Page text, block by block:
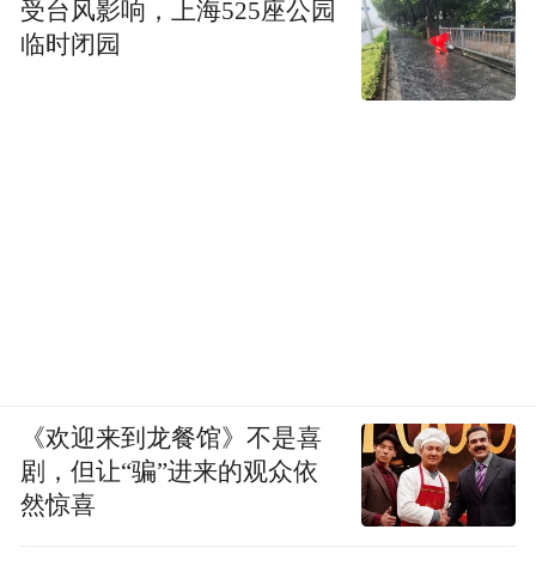
受台风影响，上海525座公园
临时闭园
《欢迎来到龙餐馆》不是喜
剧，但让“骗”进来的观众依
然惊喜